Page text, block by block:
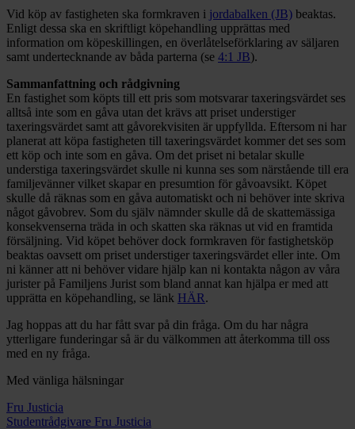
Vid köp av fastigheten ska formkraven i jordabalken (JB) beaktas.
Enligt dessa ska en skriftligt köpehandling upprättas med
information om köpeskillingen, en överlåtelseförklaring av säljaren
samt undertecknande av båda parterna (se 4:1 JB).
Sammanfattning och rådgivning
En fastighet som köpts till ett pris som motsvarar taxeringsvärdet ses
alltså inte som en gåva utan det krävs att priset understiger
taxeringsvärdet samt att gåvorekvisiten är uppfyllda. Eftersom ni har
planerat att köpa fastigheten till taxeringsvärdet kommer det ses som
ett köp och inte som en gåva. Om det priset ni betalar skulle
understiga taxeringsvärdet skulle ni kunna ses som närstående till era
familjevänner vilket skapar en presumtion för gåvoavsikt. Köpet
skulle då räknas som en gåva automatiskt och ni behöver inte skriva
något gåvobrev. Som du själv nämnder skulle då de skattemässiga
konsekvenserna träda in och skatten ska räknas ut vid en framtida
försäljning. Vid köpet behöver dock formkraven för fastighetsköp
beaktas oavsett om priset understiger taxeringsvärdet eller inte. Om
ni känner att ni behöver vidare hjälp kan ni kontakta någon av våra
jurister på Familjens Jurist som bland annat kan hjälpa er med att
upprätta en köpehandling, se länk HÄR.
Jag hoppas att du har fått svar på din fråga. Om du har några
ytterligare funderingar så är du välkommen att återkomma till oss
med en ny fråga.
Med vänliga hälsningar
Fru Justicia
Studentrådgivare Fru Justicia